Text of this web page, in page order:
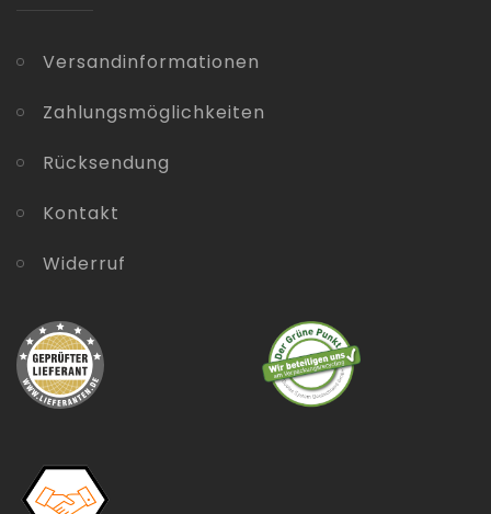
Versandinformationen
Zahlungsmöglichkeiten
Rücksendung
Kontakt
Widerruf